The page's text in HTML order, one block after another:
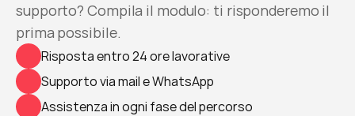
supporto? Compila il modulo: ti risponderemo il
prima possibile.
Risposta entro 24 ore lavorative
Supporto via mail e WhatsApp
Assistenza in ogni fase del percorso